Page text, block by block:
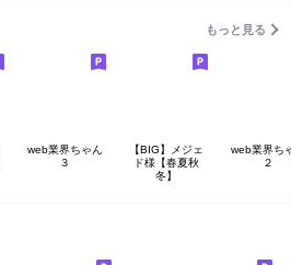
もっと見る
web業界ちゃん
３
【BIG】メジェ
ド様【春夏秋
冬】
web業界ち
２